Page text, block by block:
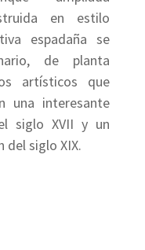
en estilo
espadaña se
de planta
artísticos que
una interesante
siglo XVII y un
del siglo XIX.